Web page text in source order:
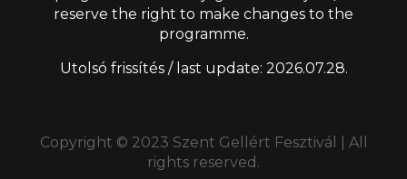
reserve the right to make changes to the
programme.
Utolsó frissítés / last update: 2026.07.28.
Copyright © 2023 Szent Gellért Fesztivál | All
rights reserved.